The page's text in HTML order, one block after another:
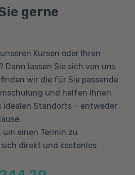
im Umgang mit
Affinität zu oder
Kreativberuf.
gerne
Kursen oder Ihren
Dann lassen Sie sich von uns
wir die für Sie passende
und helfen Ihnen
idealen Standorts – entweder
einen Termin zu
direkt und kostenlos